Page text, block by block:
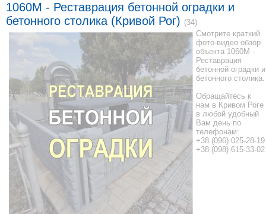
1060M - Реставрация бетонной оградки и
бетонного столика (Кривой Рог) (34)
Смотрите краткий
фото-видео обзор
объекта 1060M -
Реставрация
бетонной оградки и
бетонного столика.
Обращайтесь к
нам в Кривом Роге
в любой удобный
Вам день по
телефонам:
+38 (096) 025-28-19
+38 (098) 615-33-02